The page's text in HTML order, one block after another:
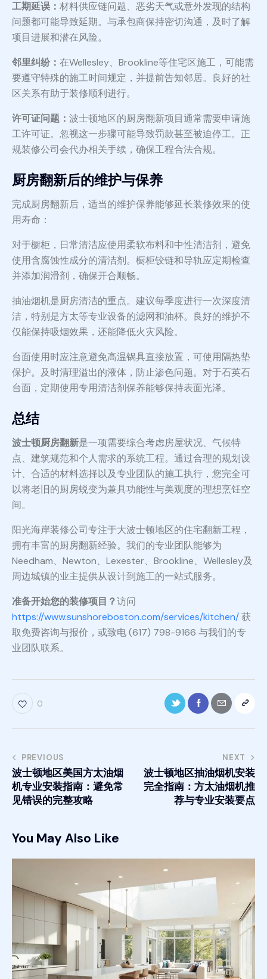
工期延误： 材料供应链问题、恶劣天气或意外发现的结构
问题都可能导致延期。与承包商保持密切沟通，及时了解
项目进展和潜在风险。
邻里纠纷： 在Wellesley、Brookline等住宅区施工，可能需
要遵守特殊的施工时间规定，并提前告知邻居。良好的社
区关系有助于装修顺利进行。
许可证问题： 波士顿地区的厨房翻新项目通常需要申请施
工许可证。忽视这一步骤可能导致罚款甚至被迫停工。正
规装修公司会代办相关手续，确保工程合法合规。
厨房翻新后的维护与保养
完成厨房翻新后，适当的维护保养能够延长装修效果的使
用寿命：
对于橱柜，日常清洁应使用柔软布料和中性清洁剂，避免
使用含腐蚀性成分的清洁剂。橱柜铰链和导轨应定期检查
并添加润滑剂，确保开合顺畅。
抽油烟机是厨房清洁的重点。建议每季度进行一次深度清
洁，特别是方太等专业设备的滤网和油杯。良好的维护不
仅能保持吸烟效果，还能降低火灾风险。
台面使用时应注意避免高温锅具直接放置，可使用隔热垫
保护。及时清理溢出的液体，防止渗色问题。对于石英石
台面，定期使用专用清洁剂保养能够保持表面光泽。
总结
波士顿厨房翻新是一项需要综合考虑房屋状况、气候特
点、建筑规范和个人需求的系统工程。通过合理的规划设
计、合适的材料选择以及专业团队的施工执行，您完全可
以将老旧的厨房蜕变为兼具功能性与美观度的理想烹饪空
间。
阳光海岸装修公司专注于大波士顿地区的住宅翻新工程，
拥有丰富的厨房翻新经验。我们的专业团队能够为
Needham、Newton、Lexester、Brookline、Wellesley及
周边城镇的业主提供从设计到施工的一站式服务。
准备开始您的装修项目？访问
https://www.sunshoreboston.com/services/kitchen/获
取免费咨询与报价，或致电 (617) 798-9166 与我们的专
业团队联系。
0
PREVIOUS
波士顿地区美国方太油烟
机专业安装指南：避免常
见错误的完整攻略
NEXT
波士顿地区抽油烟机安装
完全指南：方太油烟机推
荐与专业安装要点
You May Also Like